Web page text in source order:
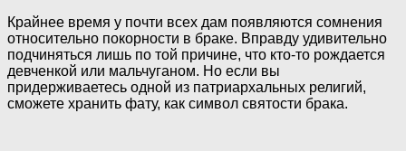
Крайнее время у почти всех дам появляются сомнения
относительно покорности в браке. Вправду удивительно
подчиняться лишь по той причине, что кто-то рождается
девченкой или мальчуганом. Но если вы
придерживаетесь одной из патриархальных религий,
сможете хранить фату, как символ святости брака.